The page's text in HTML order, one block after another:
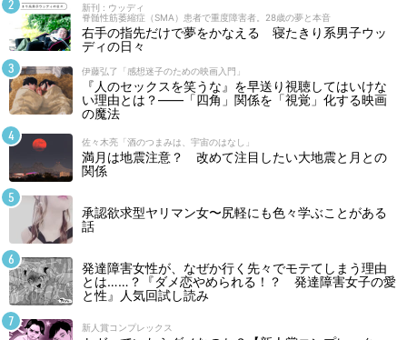
新刊 : ウッディ
脊髄性筋萎縮症（SMA）患者で重度障害者。28歳の夢と本音
右手の指先だけで夢をかなえる 寝たきり系男子ウッ
ディの日々
伊藤弘了「感想迷子のための映画入門」
『人のセックスを笑うな』を早送り視聴してはいけな
い理由とは？――「四角」関係を「視覚」化する映画
の魔法
佐々木亮「酒のつまみは、宇宙のはなし」
満月は地震注意？ 改めて注目したい大地震と月との
関係
承認欲求型ヤリマン女〜尻軽にも色々学ぶことがある
話
発達障害女性が、なぜか行く先々でモテてしまう理由
とは……？『ダメ恋やめられる！？ 発達障害女子の愛
と性』人気回試し読み
新人賞コンプレックス